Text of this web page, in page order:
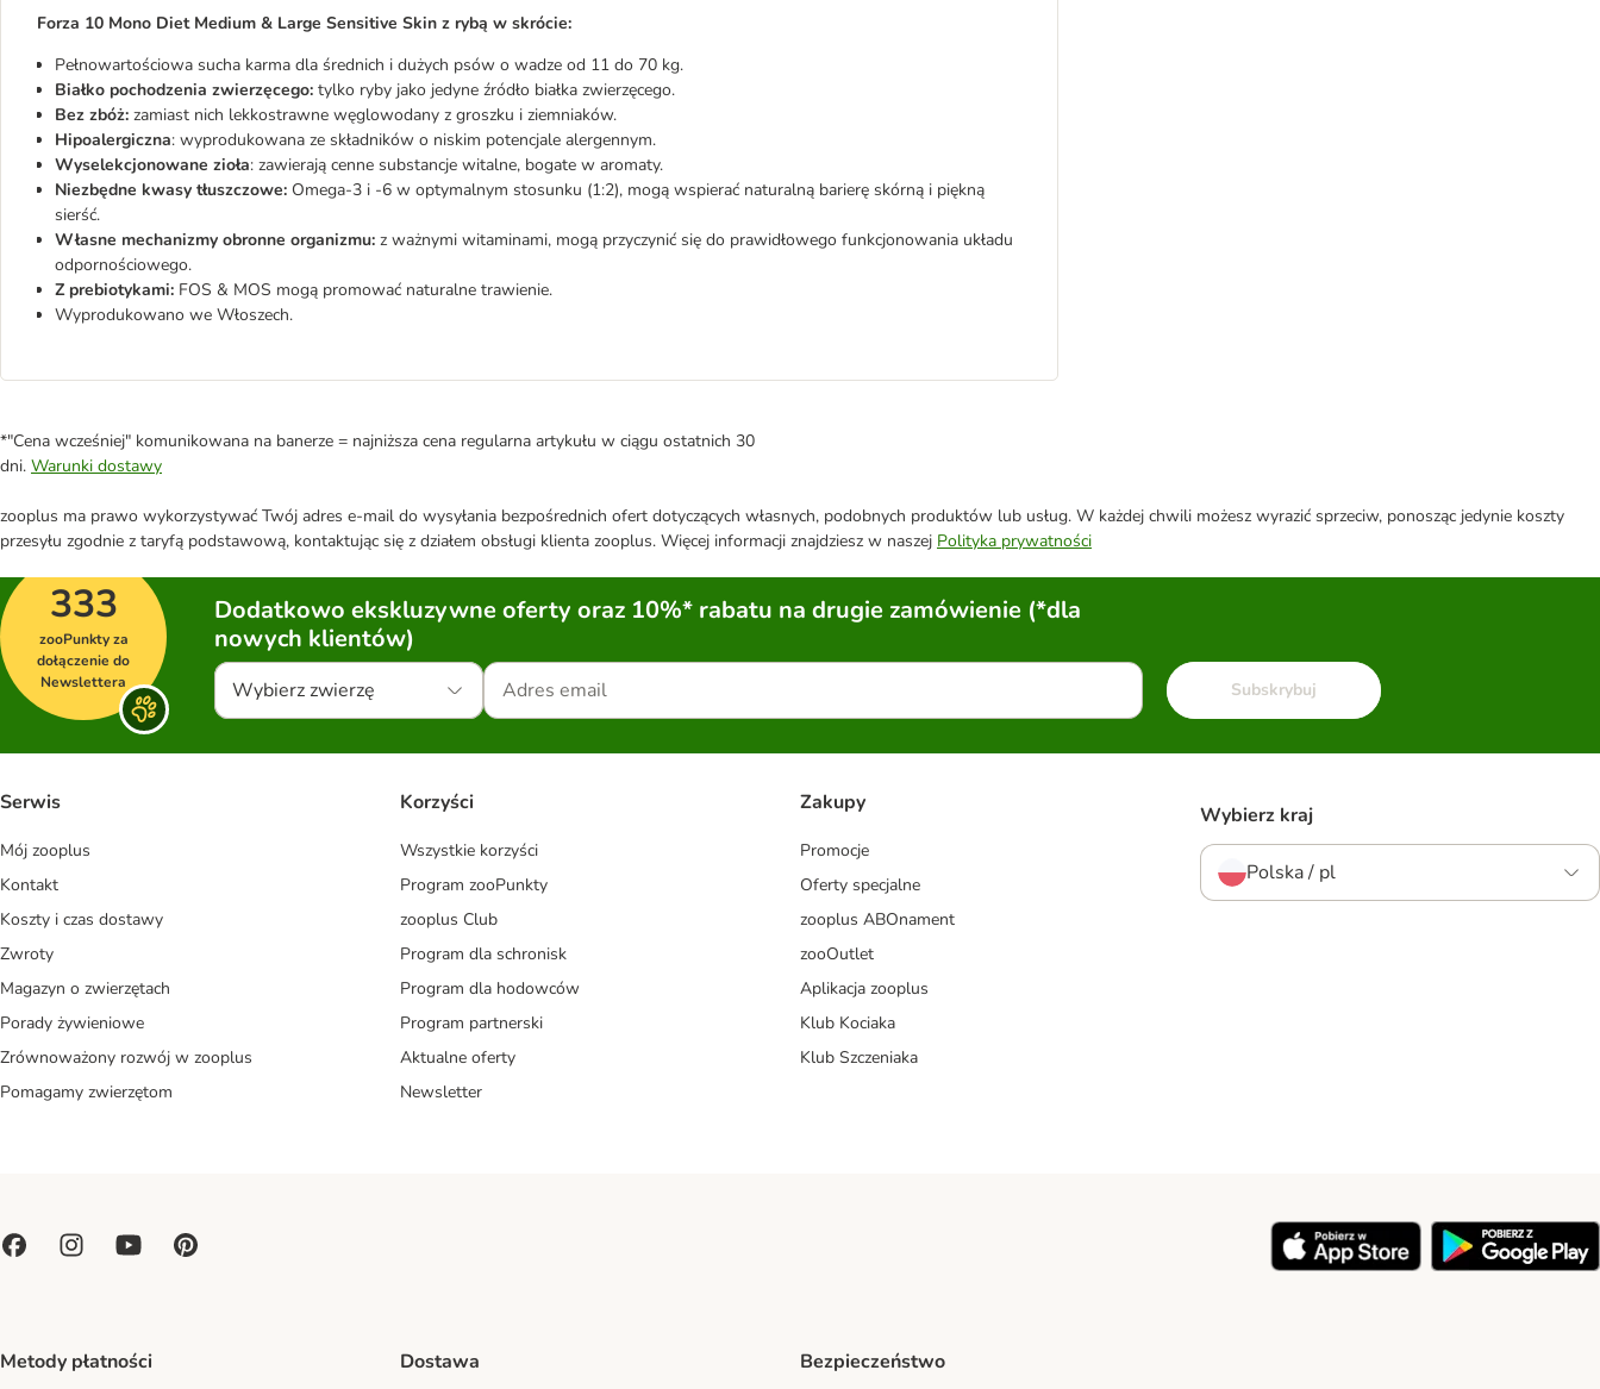
Forza 10 Mono Diet Medium & Large Sensitive Skin z rybą w skrócie:
Pełnowartościowa sucha karma dla średnich i dużych psów o wadze od 11 do 70 kg.
Białko pochodzenia zwierzęcego: tylko ryby jako jedyne źródło białka zwierzęcego.
Bez zbóż: zamiast nich lekkostrawne węglowodany z groszku i ziemniaków.
Hipoalergiczna: wyprodukowana ze składników o niskim potencjale alergennym.
Wyselekcjonowane zioła: zawierają cenne substancje witalne, bogate w aromaty.
Niezbędne kwasy tłuszczowe: Omega-3 i -6 w optymalnym stosunku (1:2), mogą wspierać naturalną barierę skórną i piękną
sierść.
Własne mechanizmy obronne organizmu: z ważnymi witaminami, mogą przyczynić się do prawidłowego funkcjonowania układu
odpornościowego.
Z prebiotykami: FOS & MOS mogą promować naturalne trawienie.
Wyprodukowano we Włoszech.
*"Cena wcześniej" komunikowana na banerze = najniższa cena regularna artykułu w ciągu ostatnich 30
dni. Warunki dostawy
zooplus ma prawo wykorzystywać Twój adres e-mail do wysyłania bezpośrednich ofert dotyczących własnych, podobnych produktów lub usług. W każdej chwili możesz wyrazić sprzeciw, ponosząc jedynie koszty
przesyłu zgodnie z taryfą podstawową, kontaktując się z działem obsługi klienta zooplus. Więcej informacji znajdziesz w naszej Polityka prywatności
333
zooPunkty za
dołączenie do
Newslettera
Dodatkowo ekskluzywne oferty oraz 10%* rabatu na drugie zamówienie (*dla
nowych klientów)
Wybierz zwierzę Subskrybuj
Serwis
Mój zooplus
Kontakt
Koszty i czas dostawy
Zwroty
Magazyn o zwierzętach
Porady żywieniowe
Zrównoważony rozwój w zooplus
Pomagamy zwierzętom
Korzyści
Wszystkie korzyści
Program zooPunkty
zooplus Club
Program dla schronisk
Program dla hodowców
Program partnerski
Aktualne oferty
Newsletter
Zakupy
Promocje
Oferty specjalne
zooplus ABOnament
zooOutlet
Aplikacja zooplus
Klub Kociaka
Klub Szczeniaka
Wybierz kraj
Polska / pl
Metody płatności Dostawa Bezpieczeństwo